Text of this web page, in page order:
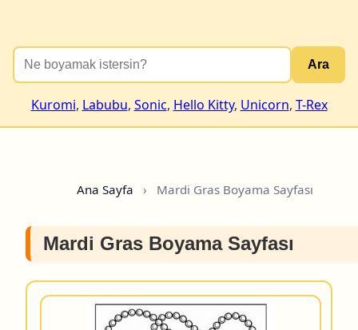
Ara
Kuromi, Labubu, Sonic, Hello Kitty, Unicorn, T-Rex
Ana Sayfa › Mardi Gras Boyama Sayfası
Mardi Gras Boyama Sayfası